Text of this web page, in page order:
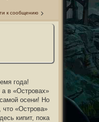
к сообщению
года!
в «Островах»
осени! Но
что «Острова»
кипит, пока